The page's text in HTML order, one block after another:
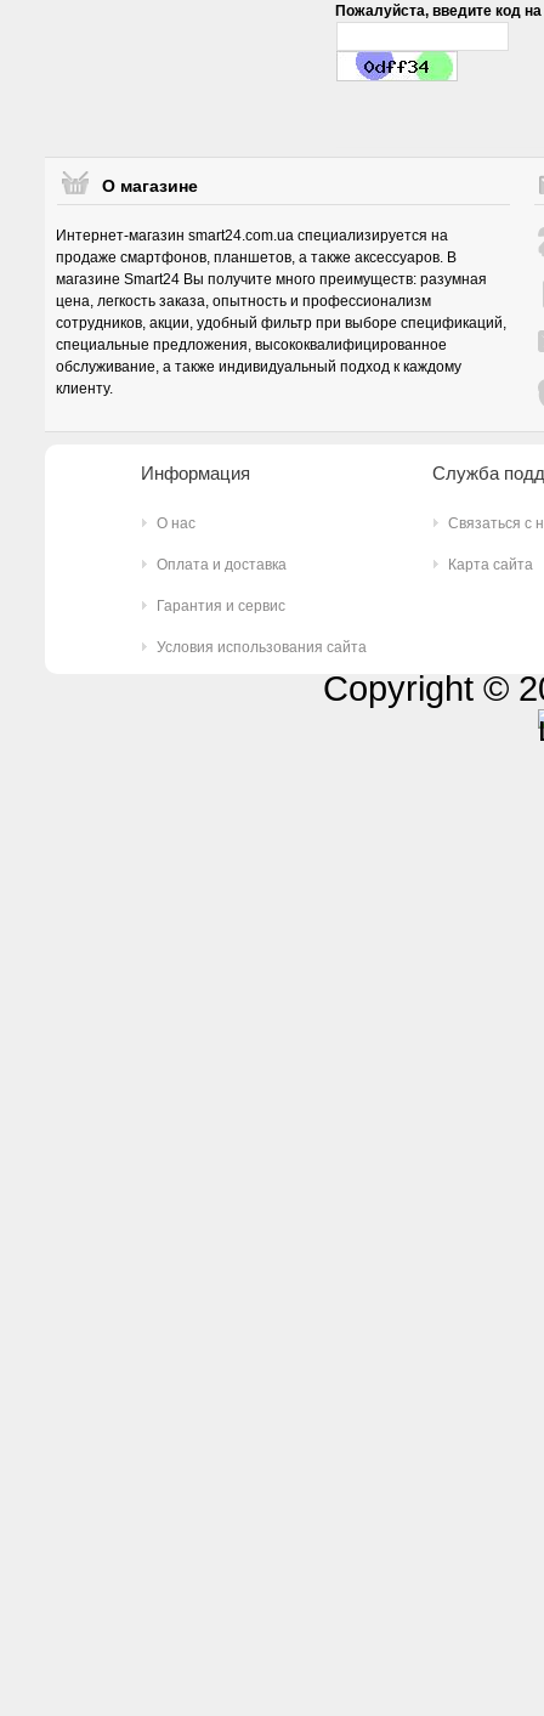
Пожалуйста, введите код
О магазине
Интернет-магазин smart24.com.ua специализируется на
продаже смартфонов, планшетов, а также аксессуаров. В
магазине Smart24 Вы получите много преимуществ: разумная
цена, легкость заказа, опытность и профессионализм
сотрудников, акции, удобный фильтр при выборе спецификаций,
специальные предложения, высококвалифицированное
обслуживание, а также индивидуальный подход к каждому
клиенту.
Информация
О нас
Оплата и доставка
Гарантия и сервис
Условия использования сайта
Служба
Связаться с
Карта сайта
Copyright ©